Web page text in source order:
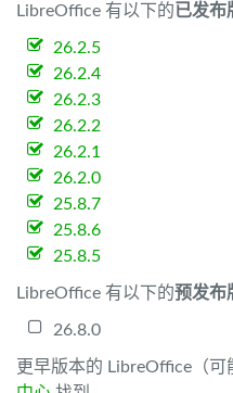
LibreOffice 有以下的已发布
26.2.5
26.2.4
26.2.3
26.2.2
26.2.1
26.2.0
25.8.7
25.8.6
25.8.5
LibreOffice 有以下的预发布
26.8.0
更早版本的 LibreOffice（可